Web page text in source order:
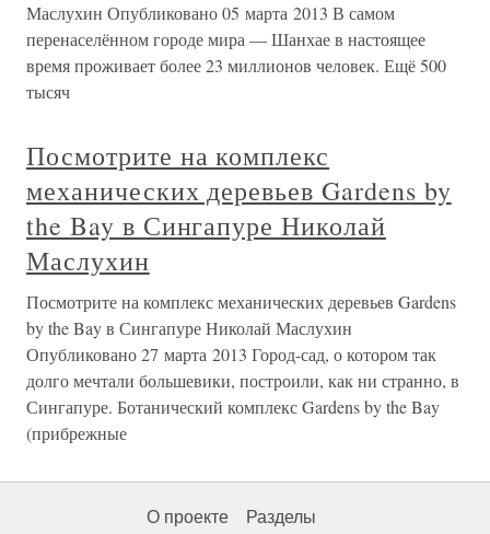
Маслухин Опубликовано 05 марта 2013 В самом
перенаселённом городе мира — Шанхае в настоящее
время проживает более 23 миллионов человек. Ещё 500
тысяч
Посмотрите на комплекс
механических деревьев Gardens by
the Bay в Сингапуре Николай
Маслухин
Посмотрите на комплекс механических деревьев Gardens
by the Bay в Сингапуре Николай Маслухин
Опубликовано 27 марта 2013 Город-сад, о котором так
долго мечтали большевики, построили, как ни странно, в
Сингапуре. Ботанический комплекс Gardens by the Bay
(прибрежные
О проекте Разделы